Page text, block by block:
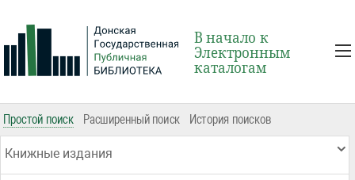
В начало к
Электронным
каталогам
Книжные издания
Простой поиск Расширенный поиск История поисков